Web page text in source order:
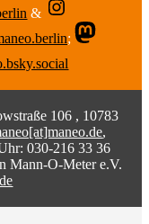
&
;
106 , 10783
,
030-216 33 36
Mann-O-Meter e.V.